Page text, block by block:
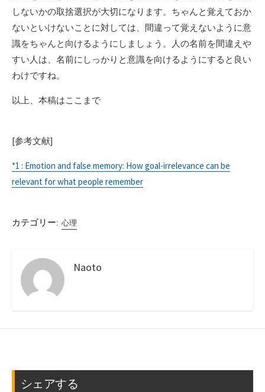
しないかの取捨選択が大切になります。ちゃんと覚えておか
ないといけないことに対しては、間違って覚えないように意
識をちゃんと向けるようにしましょう。人の名前を間違えや
すい人は、名前にしっかりと意識を向けるようにすると良い
わけですね。
以上、本稿はここまで
[参考文献]
*1 : Emotion and false memory: How goal-irrelevance can be
relevant for what people remember
カテゴリー: 心理
Naoto
シェアする